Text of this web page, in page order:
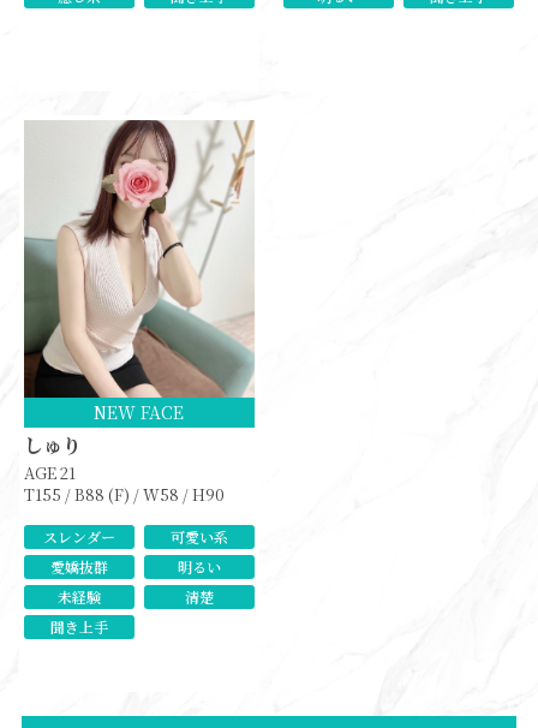
NEW FACE
しゅり
AGE 21
T155 / B88 (F) / W58 / H90
スレンダー
可愛い系
愛嬌抜群
明るい
未経験
清楚
聞き上手